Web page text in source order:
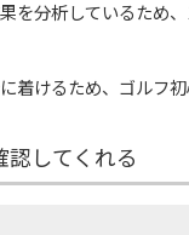
を分析しているため
けるため、ゴルフ初
してくれる